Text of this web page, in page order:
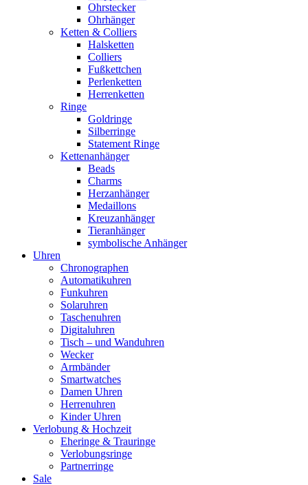
Ohrstecker
Ohrhänger
Ketten & Colliers
Halsketten
Colliers
Fußkettchen
Perlenketten
Herrenketten
Ringe
Goldringe
Silberringe
Statement Ringe
Kettenanhänger
Beads
Charms
Herzanhänger
Medaillons
Kreuzanhänger
Tieranhänger
symbolische Anhänger
Uhren
Chronographen
Automatikuhren
Funkuhren
Solaruhren
Taschenuhren
Digitaluhren
Tisch – und Wanduhren
Wecker
Armbänder
Smartwatches
Damen Uhren
Herrenuhren
Kinder Uhren
Verlobung & Hochzeit
Eheringe & Trauringe
Verlobungsringe
Partnerringe
Sale